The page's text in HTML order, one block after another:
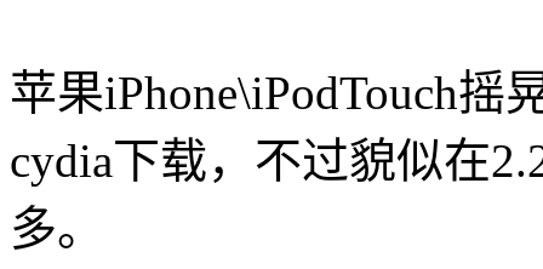
苹果iPhone\iPodTouch摇
cydia下载，不过貌似在
多。